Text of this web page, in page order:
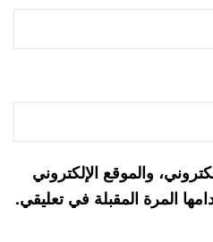
والموقع الإلكتروني
المرة المقبلة في تعليقي.